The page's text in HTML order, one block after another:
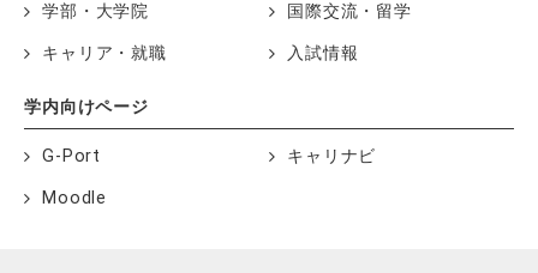
学部・大学院 国際交流・留学
キャリア・就職 入試情報
学内向けページ
G-Port キャリナビ
Moodle